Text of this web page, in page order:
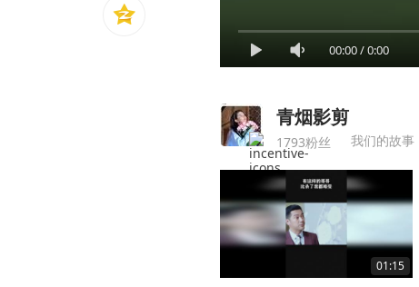
00:00/0:00
青烟影剪
1793粉丝 我们的故事
01:15